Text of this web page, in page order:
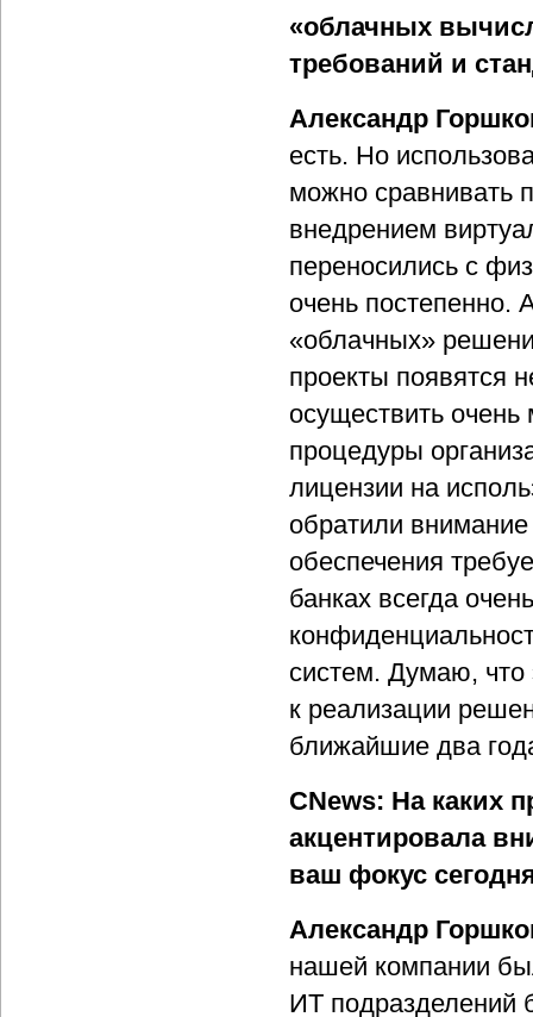
«облачных
требований и
Александр
есть. Но
можно сравнивать
внедрением
переносились с
очень постепенно.
«облачных»
проекты появятся
осуществить
процедуры
лицензии на
обратили внимание
обеспечения
банках всегда
систем. Думаю,
к реализации
ближайшие два
CNews: На каких
акцентировала
ваш фокус
Александр
нашей компании
ИТ подразделений